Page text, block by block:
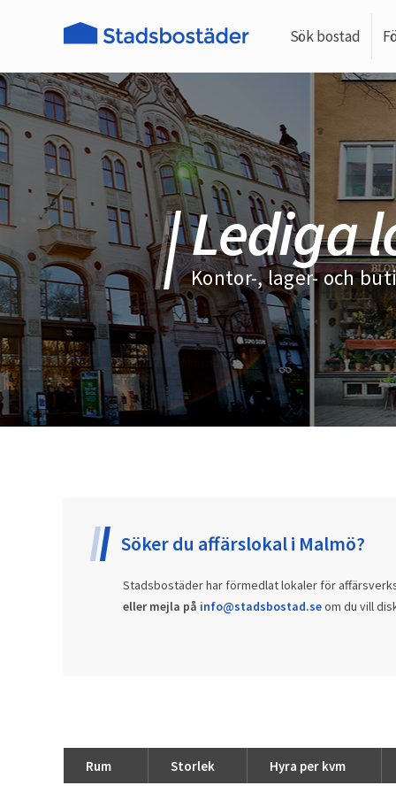
Sök bostad
Lediga
Kontor-, lager- och
Söker du affärslokal i Malmö?
Stadsbostäder har förmedlat lokaler för
eller mejla på info@stadsbostad.seom du vill
Rum Storlek Hyra per kvm